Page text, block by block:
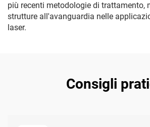
più recenti metodologie di trattamento,
strutture all'avanguardia nelle
laser.
Consigli